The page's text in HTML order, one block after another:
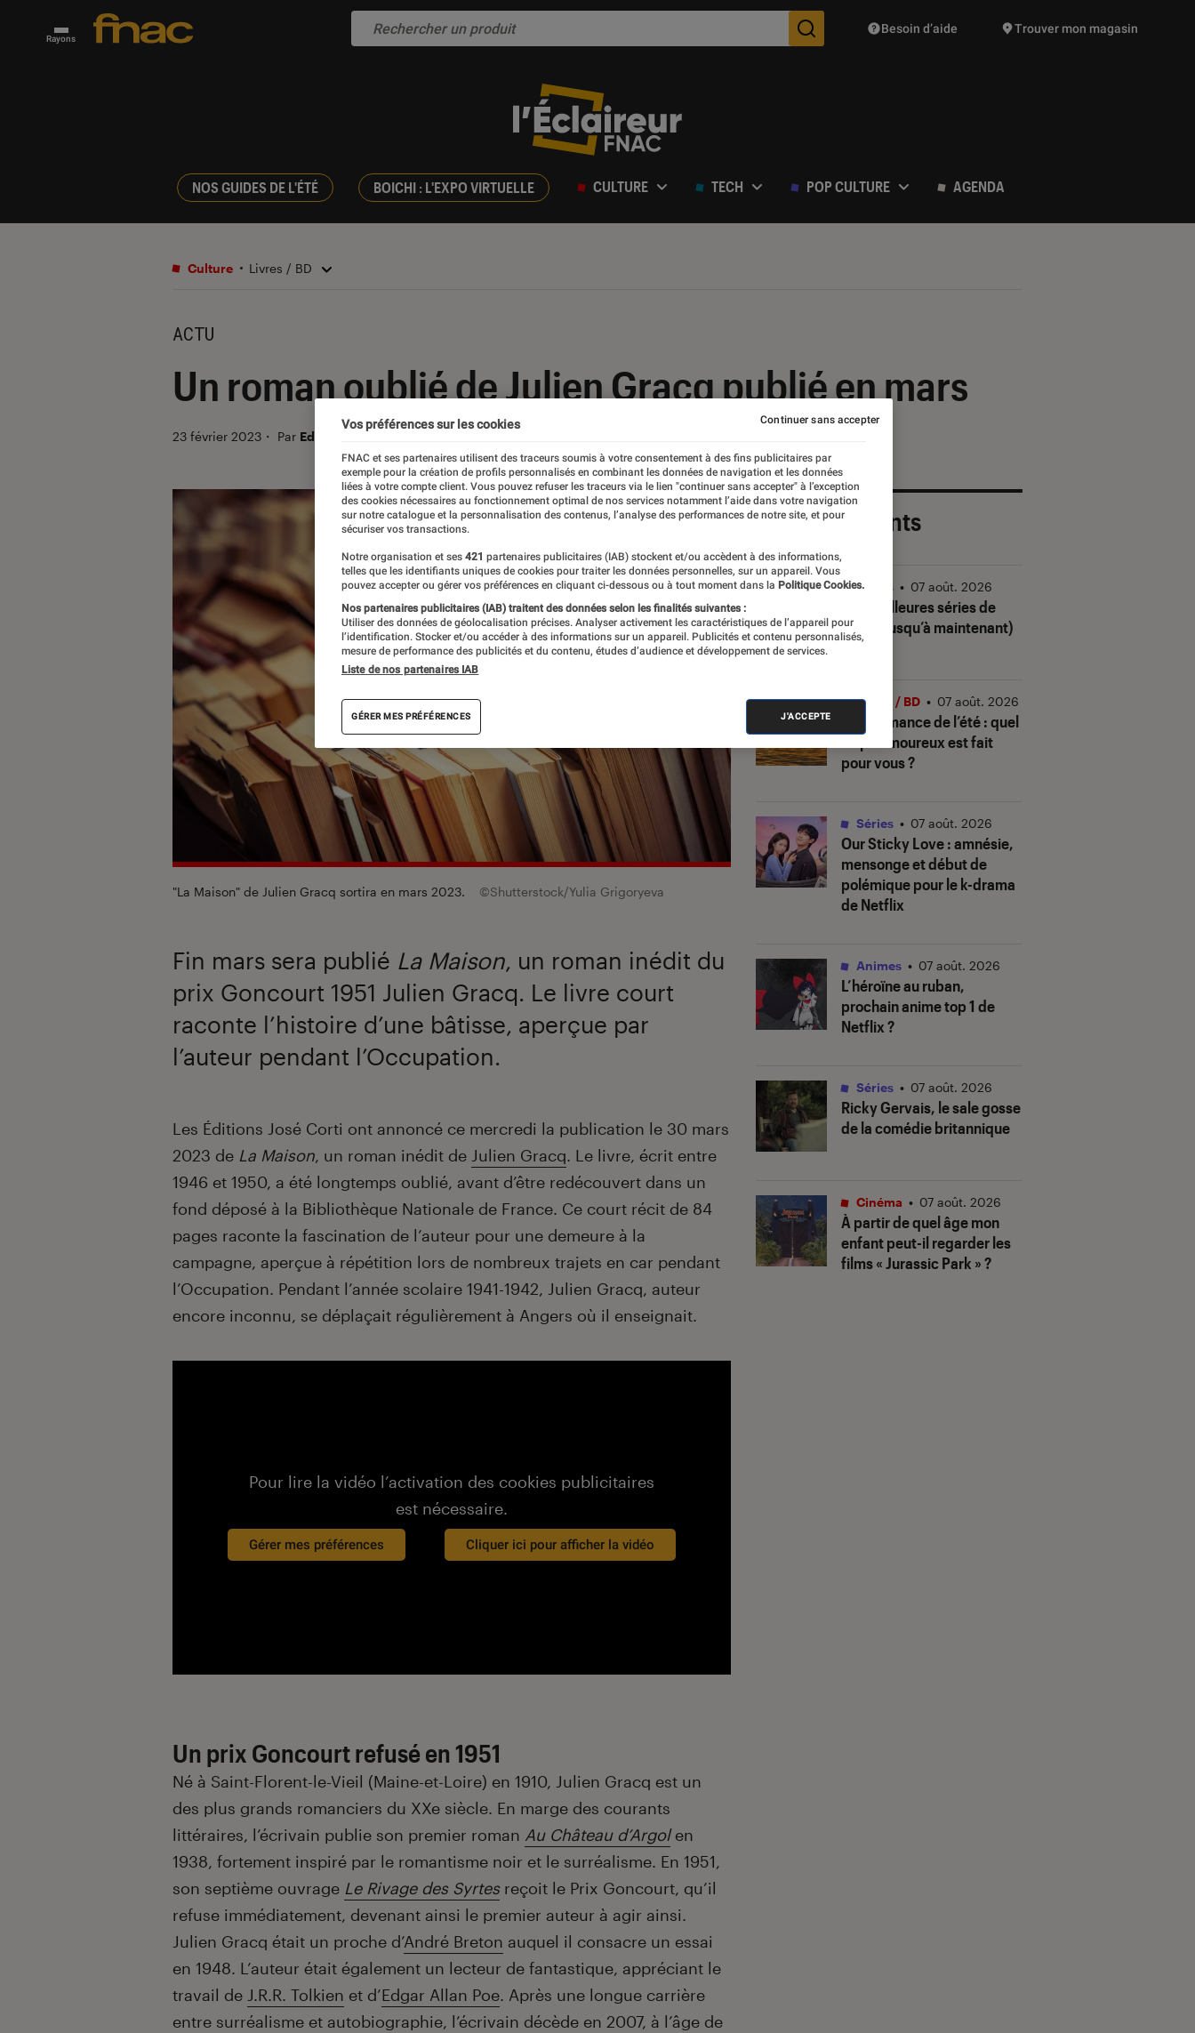
Rayons Des suggestions de produits vont vous être proposées
Besoin d’aide Trouver mon magasin
NOS GUIDES DE L'ÉTÉ BOICHI : L'EXPO VIRTUELLE CULTURE TECH POP CULTURE AGENDA
Culture Livres / BD
ACTU
Un roman oublié de Julien Gracq publié en mars
23 février 2023 ・ Par Edouard Lebigre
"La Maison" de Julien Gracq sortira en mars 2023. ©Shutterstock/Yulia Grigoryeva
Fin mars sera publié La Maison, un roman inédit du
prix Goncourt 1951 Julien Gracq. Le livre court
raconte l’histoire d’une bâtisse, aperçue par
l’auteur pendant l’Occupation.
Introduction
Les Éditions José Corti ont annoncé ce mercredi la publication le 30 mars
2023 de La Maison, un roman inédit de Julien Gracq. Le livre, écrit entre
1946 et 1950, a été longtemps oublié, avant d’être redécouvert dans un
fond déposé à la Bibliothèque Nationale de France. Ce court récit de 84
pages raconte la fascination de l’auteur pour une demeure à la
campagne, aperçue à répétition lors de nombreux trajets en car pendant
l’Occupation. Pendant l’année scolaire 1941-1942, Julien Gracq, auteur
encore inconnu, se déplaçait régulièrement à Angers où il enseignait.
Pour lire la vidéo l’activation des cookies publicitaires
est nécessaire.
Gérer mes préférences Cliquer ici pour afficher la vidéo
Un prix Goncourt refusé en 1951
Né à Saint-Florent-le-Vieil (Maine-et-Loire) en 1910, Julien Gracq est un
des plus grands romanciers du XXe siècle. En marge des courants
littéraires, l’écrivain publie son premier roman Au Château d’Argolen
1938, fortement inspiré par le romantisme noir et le surréalisme. En 1951,
son septième ouvrage Le Rivage des Syrtesreçoit le Prix Goncourt, qu’il
refuse immédiatement, devenant ainsi le premier auteur à agir ainsi.
Julien Gracq était un proche d’André Breton auquel il consacre un essai
en 1948. L’auteur était également un lecteur de fantastique, appréciant le
travail de J.R.R. Tolkien et d’Edgar Allan Poe. Après une longue carrière
entre surréalisme et autobiographie, l’écrivain décède en 2007, à l’âge de
Les plus récents
Les meilleures séries de
2026 (jusqu’à maintenant)
Séries • 07 août. 2026
Quiz romance de l’été : quel
trope amoureux est fait
pour vous ?
Livres / BD • 07 août. 2026
Our Sticky Love: amnésie,
mensonge et début de
polémique pour le k-drama
de Netflix
Séries • 07 août. 2026
L’héroïne au ruban,
prochain anime top 1 de
Netflix ?
Animes • 07 août. 2026
Ricky Gervais, le sale gosse
de la comédie britannique
Séries • 07 août. 2026
À partir de quel âge mon
enfant peut-il regarder les
films « Jurassic Park » ?
Cinéma • 07 août. 2026
Vos préférences sur les cookies
FNAC et ses partenaires utilisent des traceurs soumis à votre consentement à des fins publicitaires par
exemple pour la création de profils personnalisés en combinant les données de navigation et les données
liées à votre compte client. Vous pouvez refuser les traceurs via le lien "continuer sans accepter" à l’exception
des cookies nécessaires au fonctionnement optimal de nos services notamment l’aide dans votre navigation
sur notre catalogue et la personnalisation des contenus, l’analyse des performances de notre site, et pour
sécuriser vos transactions.
Notre organisation et ses 421 partenaires publicitaires (IAB) stockent et/ou accèdent à des informations,
telles que les identifiants uniques de cookies pour traiter les données personnelles, sur un appareil. Vous
pouvez accepter ou gérer vos préférences en cliquant ci-dessous ou à tout moment dans la Politique Cookies.
Nos partenaires publicitaires (IAB) traitent des données selon les finalités suivantes :
Utiliser des données de géolocalisation précises. Analyser activement les caractéristiques de l’appareil pour
l’identification. Stocker et/ou accéder à des informations sur un appareil. Publicités et contenu personnalisés,
mesure de performance des publicités et du contenu, études d’audience et développement de services.
Liste de nos partenaires IAB
GÉRER MES PRÉFÉRENCES J'ACCEPTE
Continuer sans accepter